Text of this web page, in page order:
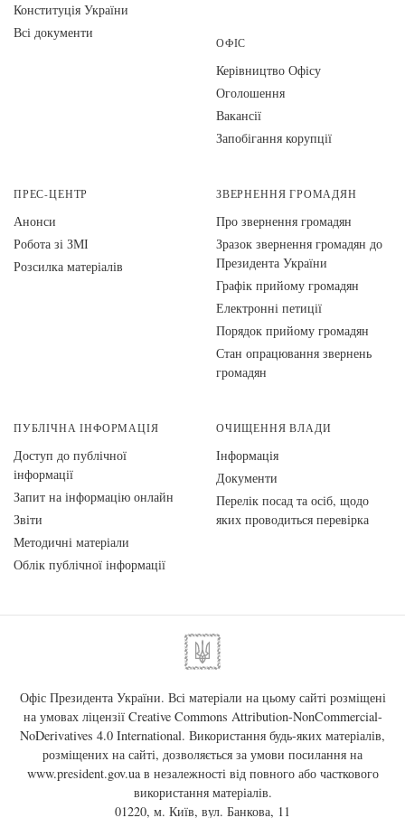
Конституція України
Всі документи
ОФІС
Керівництво Офісу
Оголошення
Вакансії
Запобігання корупції
ПРЕС-ЦЕНТР
Анонси
Робота зі ЗМІ
Розсилка матеріалів
ЗВЕРНЕННЯ ГРОМАДЯН
Про звернення громадян
Зразок звернення громадян до
Президента України
Графік прийому громадян
Електронні петиції
Порядок прийому громадян
Стан опрацювання звернень
громадян
ПУБЛІЧНА ІНФОРМАЦІЯ
Доступ до публічної
інформації
Запит на інформацію онлайн
Звіти
Методичні матеріали
Облік публічної інформації
ОЧИЩЕННЯ ВЛАДИ
Інформація
Документи
Перелік посад та осіб, щодо
яких проводиться перевірка
Офіс Президента України. Всі матеріали на цьому сайті розміщені
на умовах ліцензії Creative Commons Attribution-NonCommercial-
NoDerivatives 4.0 International. Використання будь-яких матеріалів,
розміщених на сайті, дозволяється за умови посилання на
www.president.gov.uaв незалежності від повного або часткового
використання матеріалів.
01220, м. Київ, вул. Банкова, 11